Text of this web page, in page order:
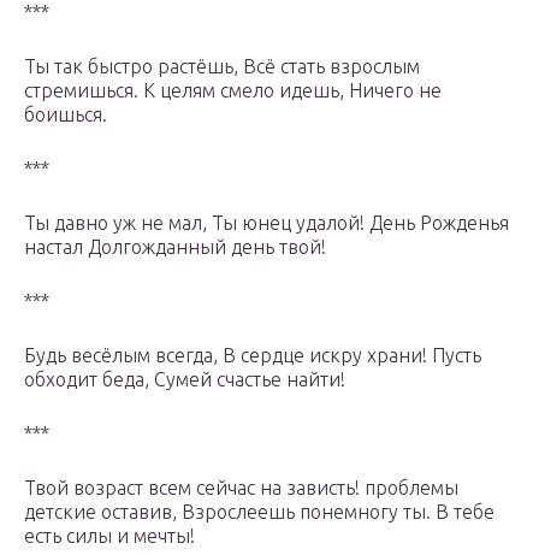
***
Ты так быстро растёшь, Всё стать взрослым
стремишься. К целям смело идешь, Ничего не
боишься.
***
Ты давно уж не мал, Ты юнец удалой! День Рожденья
настал Долгожданный день твой!
***
Будь весёлым всегда, В сердце искру храни! Пусть
обходит беда, Сумей счастье найти!
***
Твой возраст всем сейчас на зависть! проблемы
детские оставив, Взрослеешь понемногу ты. В тебе
есть силы и мечты!